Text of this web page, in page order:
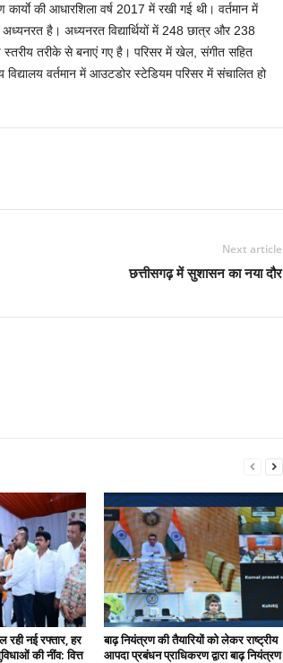
कार्याे की आधारशिला वर्ष 2017 में रखी गई थी। वर्तमान में
अध्यनरत है। अध्यनरत विद्यार्थियों में 248 छात्र और 238
स्तरीय तरीके से बनाएं गए है। परिसर में खेल, संगीत सहित
वर्तमान में आउटडोर स्टेडियम परिसर में संचालित हो
Next article
छत्तीसगढ़ में सुशासन का नया दौर
रही नई रफ्तार, हर
की नींव: वित्त
बाढ़ नियंत्रण की तैयारियों को लेकर राष्ट्रीय
आपदा प्रबंधन प्राधिकरण द्वारा बाढ़ नियंत्रण